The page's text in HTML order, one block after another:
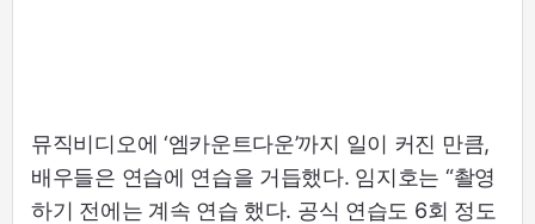
뮤직비디오에 ‘엠카운트다운’까지 일이 커진 만큼,
배우들은 연습에 연습을 거듭했다. 임지호는 “촬영
하기 전에는 계속 연습 했다. 공식 연습도 6회 정도